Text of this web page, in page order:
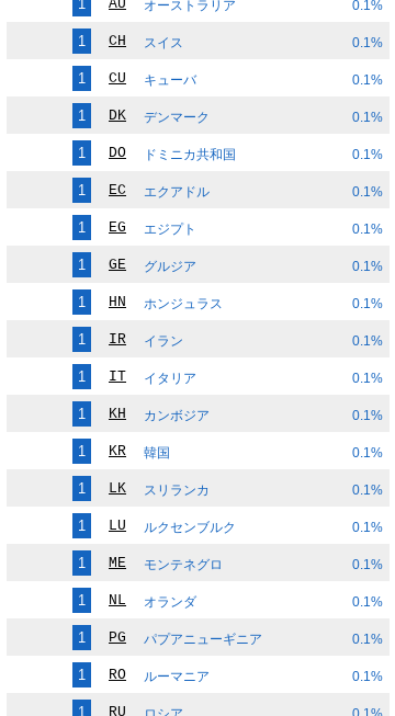
1 AU オーストラリア 0.1%
1 CH スイス 0.1%
1 CU キューバ 0.1%
1 DK デンマーク 0.1%
1 DO ドミニカ共和国 0.1%
1 EC エクアドル 0.1%
1 EG エジプト 0.1%
1 GE グルジア 0.1%
1 HN ホンジュラス 0.1%
1 IR イラン 0.1%
1 IT イタリア 0.1%
1 KH カンボジア 0.1%
1 KR 韓国 0.1%
1 LK スリランカ 0.1%
1 LU ルクセンブルク 0.1%
1 ME モンテネグロ 0.1%
1 NL オランダ 0.1%
1 PG パプアニューギニア 0.1%
1 RO ルーマニア 0.1%
1 RU